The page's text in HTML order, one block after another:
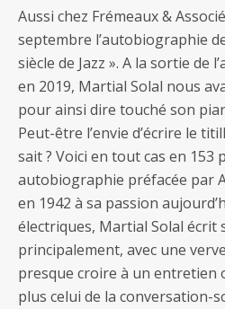
Aussi chez Frémeaux &
septembre l’autobiographie
siècle de Jazz ». A la sortie de
en 2019, Martial Solal nous
pour ainsi dire touché son
Peut-être l’envie d’écrire le
sait ? Voici en tout cas en 153
autobiographie préfacée par
en 1942 à sa passion
électriques, Martial Solal écrit
principalement, avec une
presque croire à un entretien
plus celui de la conversation-